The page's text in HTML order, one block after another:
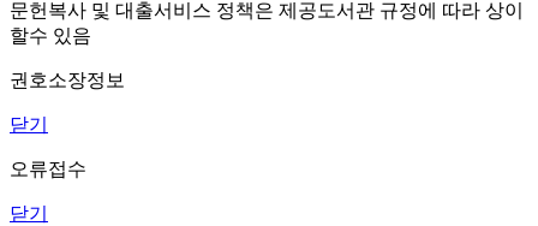
문헌복사 및 대출서비스 정책은 제공도서관 규정에 따라 상이
할수 있음
권호소장정보
닫기
오류접수
닫기